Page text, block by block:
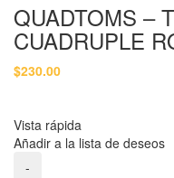
QUADTOMS –
CUADRUPLE
$230.00
Vista rápida
Añadir a la lista de deseos
-